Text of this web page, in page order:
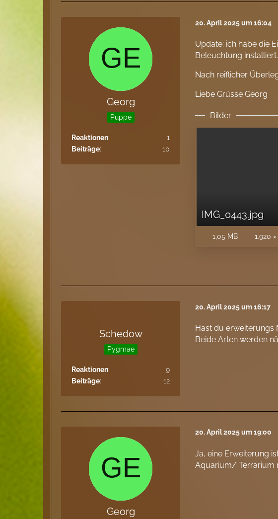
Georg
Puppe
Reaktionen
1
Beiträge
10
20. April 2025 um 16:04
Update: ich habe die
Beleuchtung installiert.
Nach reiflicher
Liebe Grüsse Georg
Bilder
IMG_0443.jpg
1,05 MB 1.920 ×
Schedow
Pygmäe
Reaktionen
9
Beiträge
12
20. April 2025 um 16:17
Hast du erweiterungs
Beide Arten werden
Georg
20. April 2025 um 19:00
Ja, eine Erweiterung
Aquarium/ Terrarium